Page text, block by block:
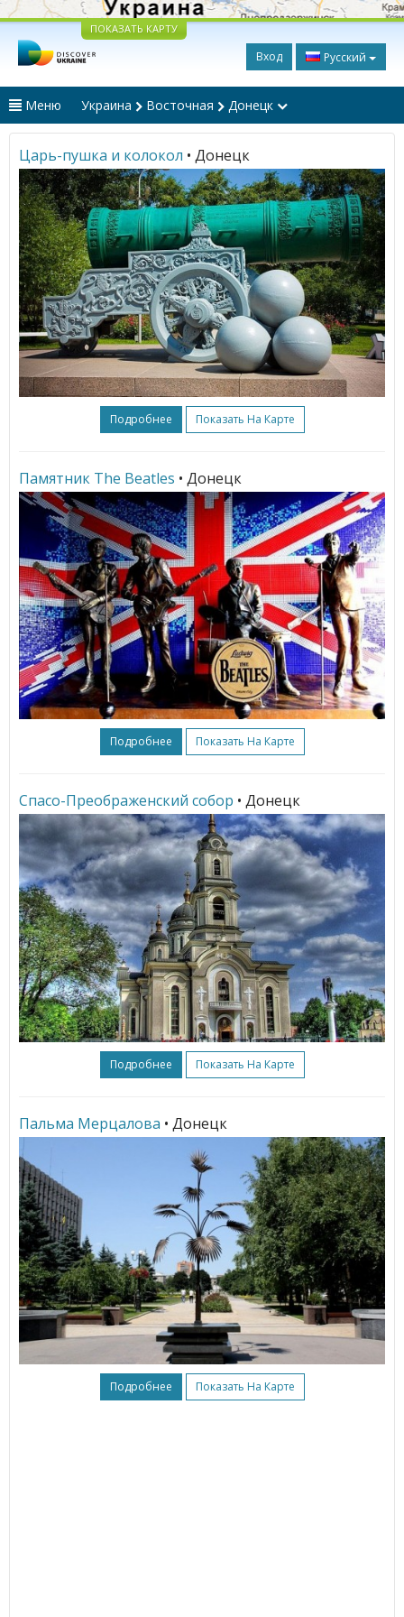
ПОКАЗАТЬ КАРТУ
Вход Русский
Меню Украина Восточная Донецк
Царь-пушка и колокол • Донецк
Подробнее Показать На Карте
Памятник The Beatles • Донецк
Подробнее Показать На Карте
Спасо-Преображенский собор • Донецк
Подробнее Показать На Карте
Пальма Мерцалова • Донецк
Подробнее Показать На Карте